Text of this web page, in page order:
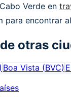
Verde en
encontrar
otras
) Boa Vista (BVC)